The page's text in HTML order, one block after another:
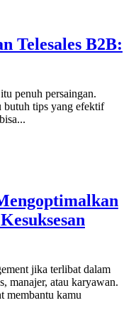
Telesales B2B:
penuh persaingan.
butuh tips yang efektif
jika terlibat dalam
manajer, atau karyawan.
membantu kamu